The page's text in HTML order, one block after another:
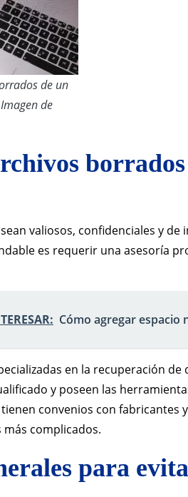
de un
de
valiosos, confidenciales y
es requerir una asesoría
Cómo agregar espacio
en la recuperación
y poseen las
convenios con
complicados.
para